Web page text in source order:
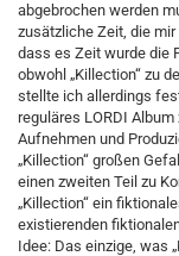
abgebrochen werden
zusätzliche Zeit, die
dass es Zeit wurde die
obwohl „Killection“ zu
stellte ich allerdings
reguläres LORDI
Aufnehmen und
„Killection“ großen
einen zweiten Teil zu
„Killection“ ein
existierenden
Idee: Das einzige, was